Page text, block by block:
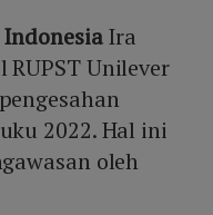
Ira
Unilever
2022. Hal ini
oleh